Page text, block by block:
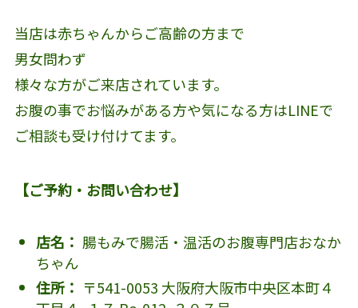
当店は赤ちゃんからご高齢の方まで
男女問わず
様々な方がご来店されています。
お腹の事でお悩みがある方や気になる方はLINEで
ご相談も受け付けてます。
【ご予約・お問い合わせ】
店名： 腸もみで腸活・温活のお腹専門店おなか
ちゃん
住所： 〒541-0053 大阪府大阪市中央区本町４